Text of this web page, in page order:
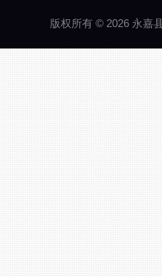
版权所有 © 2026 永嘉